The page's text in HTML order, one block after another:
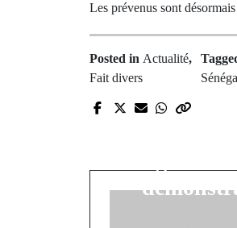
Les prévenus sont
Posted in Actualité,
Fait divers